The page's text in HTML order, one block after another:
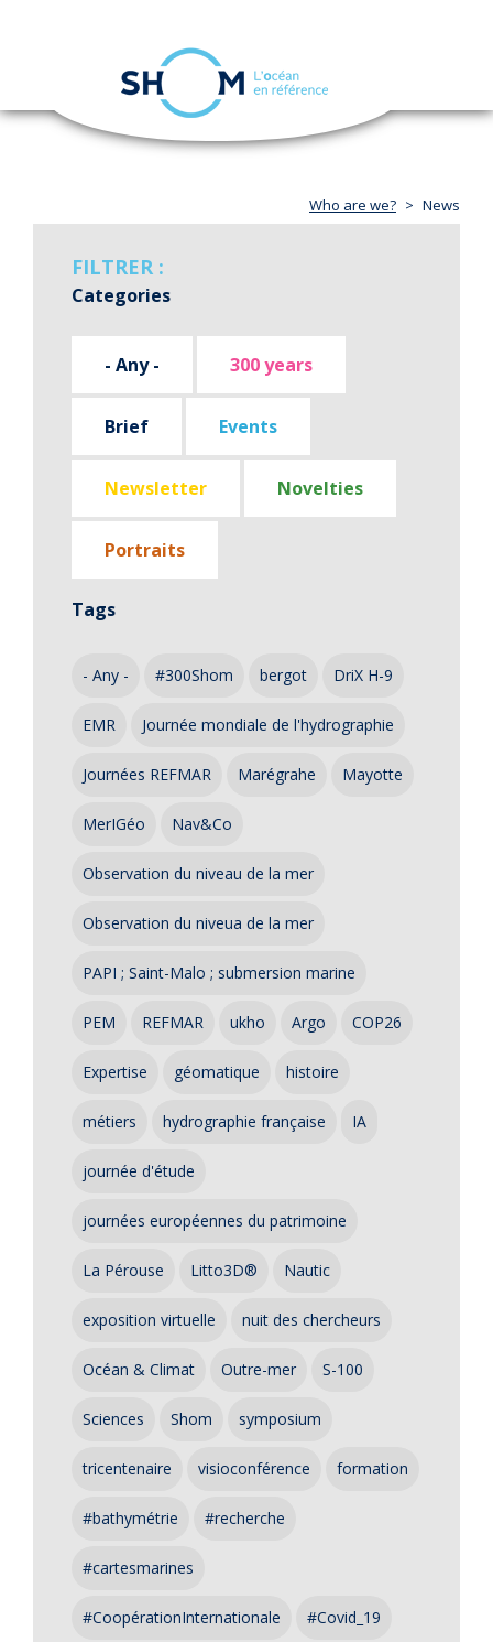
Skip
navigation
Who are we? News
FILTRER :
Categories
- Any - 300 years
Brief Events
Newsletter Novelties
Portraits
Tags
- Any - #300Shom bergot DriX H-9
EMR Journée mondiale de l'hydrographie
Journées REFMAR Marégrahe Mayotte
MerIGéo Nav&Co
Observation du niveau de la mer
Observation du niveua de la mer
PAPI ; Saint-Malo ; submersion marine
PEM REFMAR ukho Argo COP26
Expertise géomatique histoire
métiers hydrographie française IA
journée d'étude
journées européennes du patrimoine
La Pérouse Litto3D® Nautic
exposition virtuelle nuit des chercheurs
Océan & Climat Outre-mer S-100
Sciences Shom symposium
tricentenaire visioconférence formation
#bathymétrie #recherche
#cartesmarines
#CoopérationInternationale #Covid_19